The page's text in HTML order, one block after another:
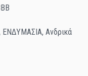
ΕΝΔΥΜΑΣΙΑ, Ανδρικά